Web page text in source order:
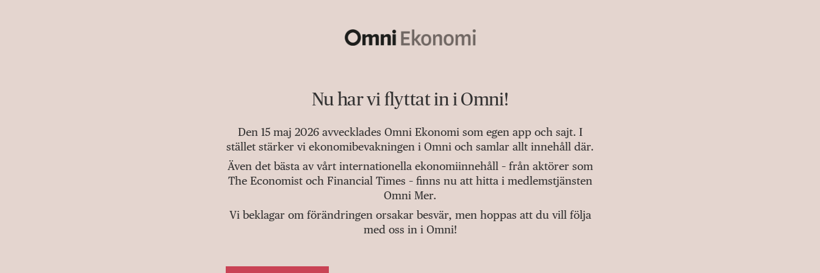
Nu har vi flyttat in i Omni!
Den 15 maj 2026 avvecklades Omni Ekonomi som egen app och sajt. I
stället stärker vi ekonomibevakningen i Omni och samlar allt innehåll där.
Även det bästa av vårt internationella ekonomiinnehåll – från aktörer som
The Economist och Financial Times – finns nu att hitta i medlemstjänsten
Omni Mer.
Vi beklagar om förändringen orsakar besvär, men hoppas att du vill följa
med oss in i Omni!